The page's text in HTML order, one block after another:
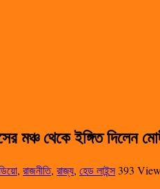
মঞ্চ থেকে ইঙ্গিত দিলেন
, রাজনীতি, রাজ্য, হেড লাইন্স393